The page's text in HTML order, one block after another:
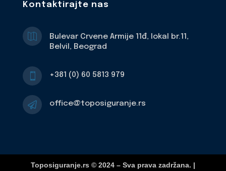
Kontaktirajte nas

Bulevar Crvene Armije 11đ, lokal br.11,
Belvil, Beograd
 +381 (0) 60 5813 979
 office@toposiguranje.rs
Toposiguranje.rs © 2024 – Sva prava zadržana. |